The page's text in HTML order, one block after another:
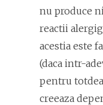
nu produce
reactii
acestia este
(daca intr-
pentru
creeaza